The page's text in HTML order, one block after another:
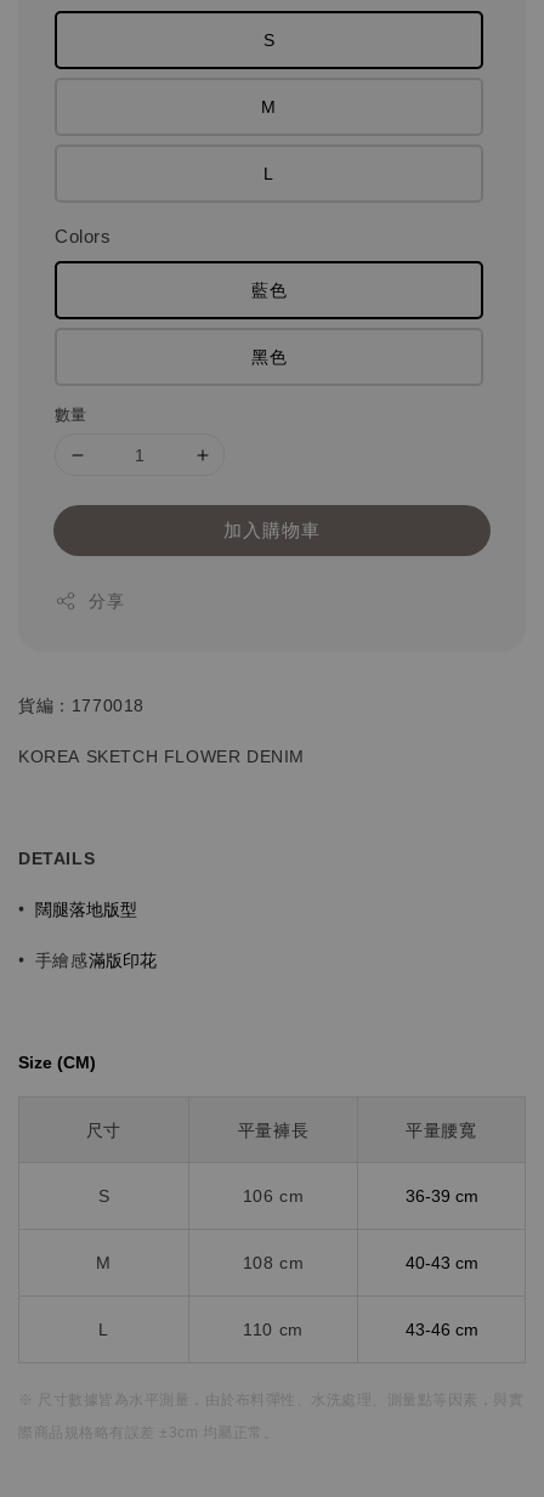
S
M
L
Colors
藍色
黑色
數量
加入購物車
分享
貨編：1770018
KOREA SKETCH FLOWER DENIM
DETAILS
• 闊腿落地版型
•手繪感滿版印花
Size (CM)⁡⁡
尺寸 平量褲長 平量腰寬
S 106 cm 36-39 cm
M 108 cm 40-43 cm
L 110 cm 43-46 cm
※ 尺寸數據皆為水平測量， 由於布料彈性、水洗處理、測量點等因素，
際商品規格略有誤差 ±3cm 均屬正常。